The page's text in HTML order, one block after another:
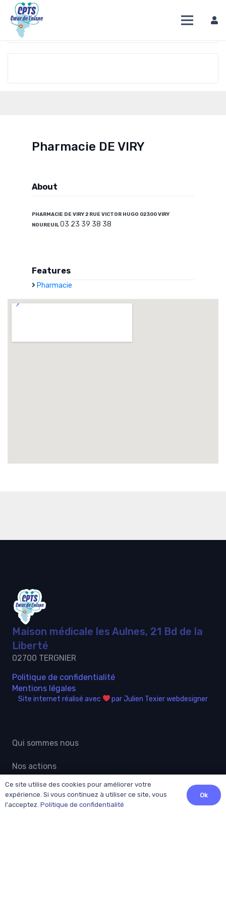
Pharmacie DE VIRY
About
PHARMACIE DE VIRY 2 RUE VICTOR HUGO 02300 VIRY
NOUREUIL03 23 39 38 38
Features
Pharmacie
Maison médicale les Aulnes, 21 Bd de la
Liberté
02700 TERGNIER
Politique de confidentialité
Mentions légales
Site internet réalisé avec par Julien Texier webdesigner
Qui sommes nous
Nos actions
Actualités grand public
Ce site utilise des cookies pour améliorer votre
expérience. Si vous continuez à utiliser ce site, vous
l'acceptez. Politique de confidentialité
Ok